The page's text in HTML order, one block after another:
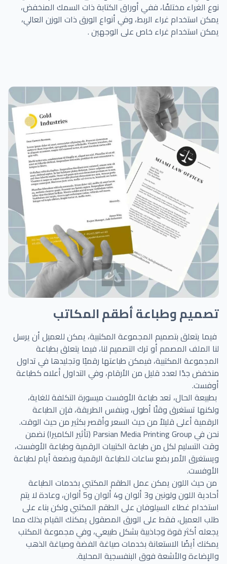
نوع الغراء مختلفًا، ففي أوراق الكتابة ذات السمك المنخفض،
يمكن استخدام غراء الربط، وفي أنواع الورق ذات الوزن العالي،
يمكن استخدام غراء خاص على الوجهين .
تصميم وطباعة أطقم المكاتب
فيما يتعلق بتصميم المجموعة المكتبية، يمكن للعميل أن يرسل
لنا الملف المصمم أو ترك التصميم لنا، فيما يتعلق بطباعة
المجموعة المكتبية، فيمكن طباعتها رقميًا وتجليدها في تداول
منخفض جدًا لعدد قليل من الأرقام، وفي التداول أعلاه كطباعة
أوفست.
بطبيعة الحال، تعد طباعة الأوفست ميسورة التكلفة للغاية،
ولكنها تستغرق وقتًا أطول، وبنفس الطريقة، فإن الطباعة
الرقمية أعلى قليلاً من حيث السعر وأقصر بكثير من حيث الوقت.
نحن في Parsian Media Printing Group (تأثير الكاميرا) نضمن
وقت التسليم لكل من طباعة الكتيبات الرقمية وطباعة الأوفست،
ويستغرق الأمر بضع ساعات للطباعة الرقمية وبضعة أيام لطباعة
الأوفست.
من حيث اللون يمكن عمل الطقم المكتبي بخدمات الطباعة
أحادية اللون ولونين و3 ألوان و4 ألوان و5 ألوان، وعادة لا يتم
استخدام غطاء السيلوفان على الطقم المكتبي ولكن بناء على
طلب العميل، فقط على الورق المصقول يمكنك القيام بذلك مما
يجعله أكثر قوة وجاذبية بشكل طبيعي، وفي مجموعة المكتب
يمكنك أيضًا الاستعانة بخدمات صياغة الفضة وصياغة الذهب
والإضاءة والأشعة فوق البنفسجية المحلية.